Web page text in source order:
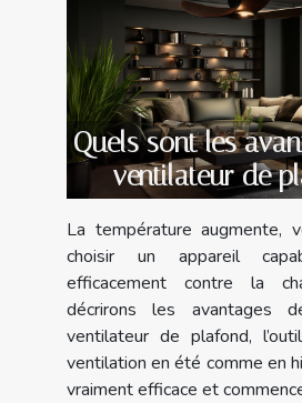
Quels sont les
ventilateur de
La température augmente,
choisir un appareil
efficacement contre la
décrirons les avantages
ventilateur de plafond,
ventilation en été comme en
vraiment efficace et